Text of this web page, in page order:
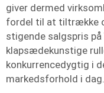
giver dermed
fordel til at tiltrække
stigende salgspris på
klapsædekunstige
konkurrencedygtig i
markedsforhold i dag.